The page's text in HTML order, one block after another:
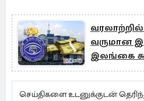
வருமான
இலங்கை
செய்திகளை உடனுக்குடன்